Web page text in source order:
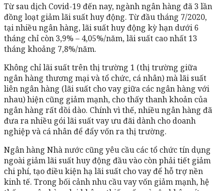
Từ sau dịch Covid-19 đến nay, ngành ngân hàng đã 3 lần
đồng loạt giảm lãi suất huy động. Từ đầu tháng 7/2020,
tại nhiều ngân hàng, lãi suất huy động kỳ hạn dưới 6
tháng chỉ còn 3,9% – 4,05%/năm, lãi suất cao nhất 13
tháng khoảng 7,8%/năm.
Không chỉ lãi suất trên thị trường 1 (thị trường giữa
ngân hàng thương mại và tổ chức, cá nhân) mà lãi suất
liên ngân hàng (lãi suất cho vay giữa các ngân hàng với
nhau) hiện cũng giảm mạnh, cho thấy thanh khoản của
ngân hàng rất dồi dào. Chính vì thế, nhiều ngân hàng đã
đưa ra nhiều gói lãi suất vay ưu đãi dành cho doanh
nghiệp và cá nhân để đẩy vốn ra thị trường.
Ngân hàng Nhà nước cũng yêu cầu các tổ chức tín dụng
ngoài giảm lãi suất huy động đầu vào còn phải tiết giảm
chi phí, tạo điều kiện hạ lãi suất cho vay để hỗ trợ nền
kinh tế. Trong bối cảnh nhu cầu vay vốn giảm mạnh, hệ